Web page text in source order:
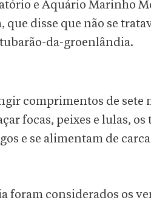
e Aquário Marinho
disse que não se
da-groenlândia.
comprimentos de sete
focas, peixes e lulas, os
e se alimentam de
foram considerados os